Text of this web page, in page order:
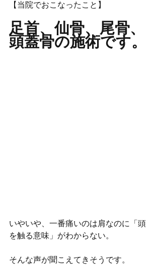
【当院でおこなったこと】
足首、仙骨、尾骨、
頭蓋骨の施術です。
いやいや、一番痛いのは肩なのに「頭
を触る意味」がわからない。
そんな声が聞こえてきそうです。